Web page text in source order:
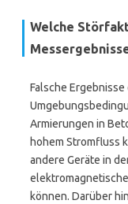
Welche
Falsche
Armierungen in
hohem Stromfluss
andere Geräte in
können. Darüber